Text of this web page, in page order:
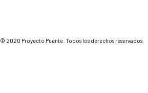
© 2020 Proyecto Puente. Todos los derechos reservados.